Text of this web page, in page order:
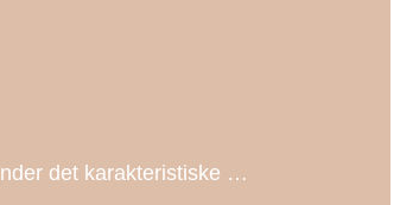
det karakteristiske …